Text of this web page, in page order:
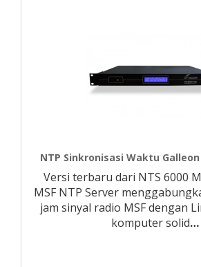
NTP Sinkronisasi Waktu Galleon
Versi terbaru dari NTS 6000
MSF NTP Server
jam sinyal radio MSF dengan
komputer solid…